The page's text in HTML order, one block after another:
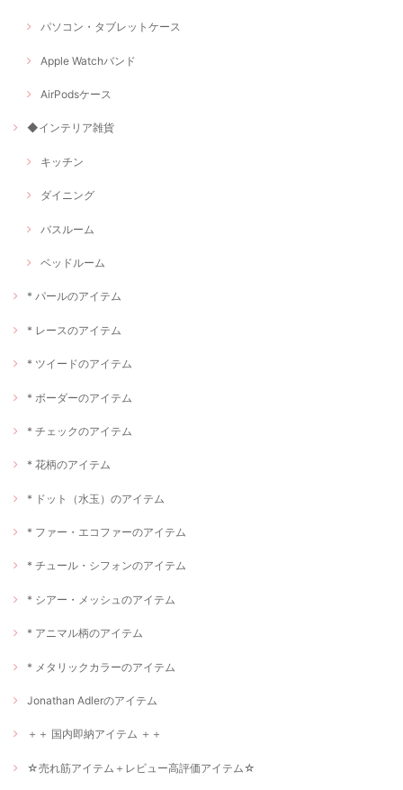
パソコン・タブレットケース
Apple Watchバンド
AirPodsケース
◆インテリア雑貨
キッチン
ダイニング
バスルーム
ベッドルーム
* パールのアイテム
* レースのアイテム
* ツイードのアイテム
* ボーダーのアイテム
* チェックのアイテム
* 花柄のアイテム
* ドット（水玉）のアイテム
* ファー・エコファーのアイテム
* チュール・シフォンのアイテム
* シアー・メッシュのアイテム
* アニマル柄のアイテム
* メタリックカラーのアイテム
Jonathan Adlerのアイテム
＋＋ 国内即納アイテム ＋＋
☆売れ筋アイテム＋レビュー高評価アイテム☆